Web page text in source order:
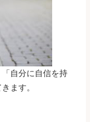
自分に自信を持
ます。